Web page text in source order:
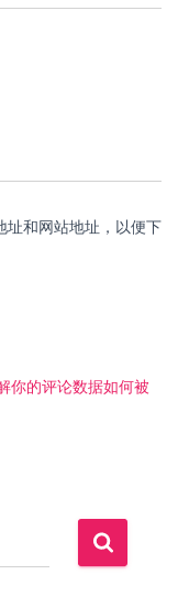
址和网站地址，以便下
你的评论数据如何被